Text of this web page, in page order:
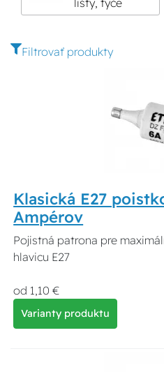
lišty, tyče
Filtrovať produkty
Klasická E27
Ampérov
Pojistná patrona pre
hlavicu E27
od 1,10 €
Varianty produktu